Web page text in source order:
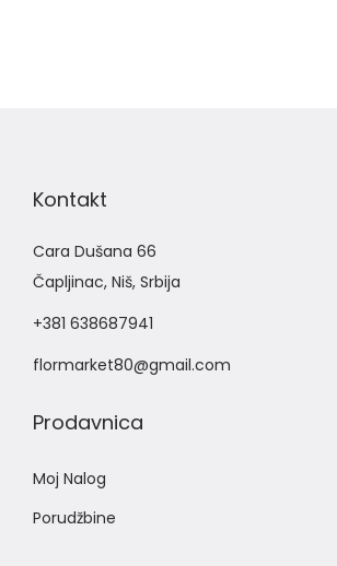
Kontakt
Cara Dušana 66
Čapljinac, Niš, Srbija
+381 638687941
flormarket80@gmail.com
Prodavnica
Moj Nalog
Porudžbine